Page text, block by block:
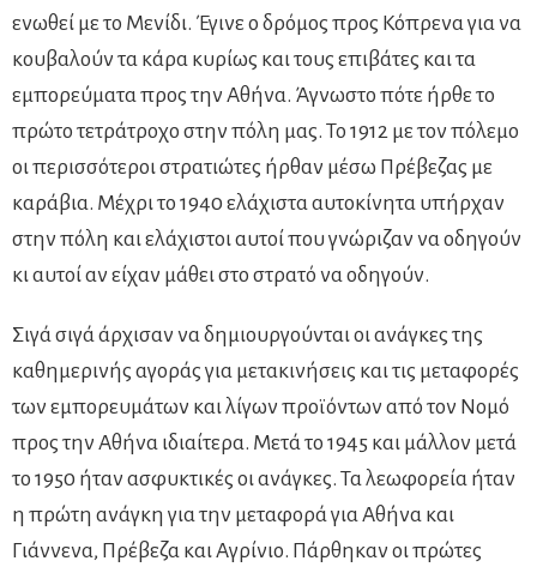
ενωθεί με το Μενίδι. Έγινε ο δρόμος προς Κόπρενα για να
κουβαλούν τα κάρα κυρίως και τους επιβάτες και τα
εμπορεύματα προς την Αθήνα. Άγνωστο πότε ήρθε το
πρώτο τετράτροχο στην πόλη μας. Το 1912 με τον πόλεμο
οι περισσότεροι στρατιώτες ήρθαν μέσω Πρέβεζας με
καράβια. Μέχρι το 1940 ελάχιστα αυτοκίνητα υπήρχαν
στην πόλη και ελάχιστοι αυτοί που γνώριζαν να οδηγούν
κι αυτοί αν είχαν μάθει στο στρατό να οδηγούν.
Σιγά σιγά άρχισαν να δημιουργούνται οι ανάγκες της
καθημερινής αγοράς για μετακινήσεις και τις μεταφορές
των εμπορευμάτων και λίγων προϊόντων από τον Νομό
προς την Αθήνα ιδιαίτερα. Μετά το 1945 και μάλλον μετά
το 1950 ήταν ασφυκτικές οι ανάγκες. Τα λεωφορεία ήταν
η πρώτη ανάγκη για την μεταφορά για Αθήνα και
Γιάννενα, Πρέβεζα και Αγρίνιο. Πάρθηκαν οι πρώτες